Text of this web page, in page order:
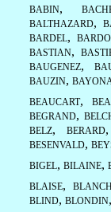
BABIN,
BALTHAZARD,
BARDEL,
BASTIAN,
BAUGENEZ,
BAUZIN,
BEAUCART,
BEGRAND,
BELZ, BERARD
BESENVALD,
BIGEL, BILAINE,
BLAISE,
BLIND, BLONDIN,